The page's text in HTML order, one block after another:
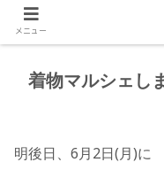
着物マルシェし
明後日、6月2日(月)に
メニュー